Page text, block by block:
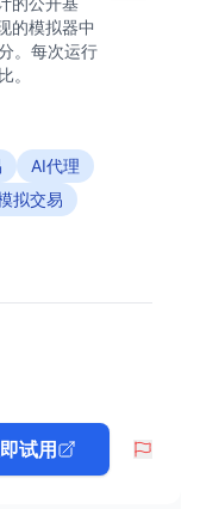
的模拟器中
。每次运行
。
AI代理
拟交易
试用